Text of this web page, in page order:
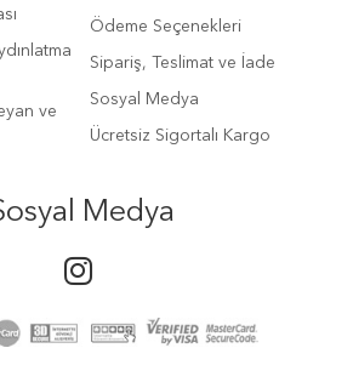
ve
Ödeme Seçenekleri
Sipariş, Teslimat ve İade
Sosyal Medya
Ücretsiz Sigortalı Kargo
Medya